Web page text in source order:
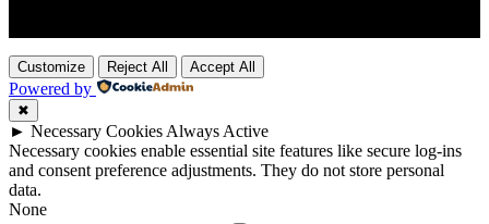
Customize Reject All Accept All
Powered by
✖
► Necessary Cookies Always Active
Necessary cookies enable essential site features like secure log-ins
and consent preference adjustments. They do not store personal
data.
None